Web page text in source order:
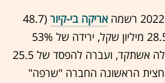
אריקה בי-קיור (48.7
‏) הכנסות של 28.5 מיליון שקל, ירידה של 53%
לעומת התקופה המקבילה אשתקד, ועברה להפסד של 25.5
הראשונה החברה "שרפה"